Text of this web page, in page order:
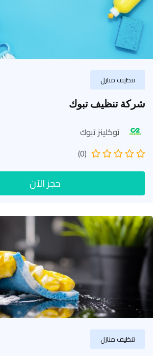
تنظيف منازل
شركة تنظيف تبوك
توكلينز تبوك
(0)
حجز الآن
تنظيف منازل